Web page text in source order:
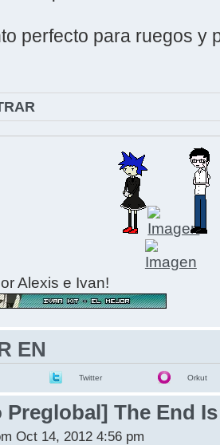
perfecto para ruegos y
Alexis e Ivan!
EN
Twitter Orkut
Preglobal] The End
Oct 14, 2012 4:56 pm